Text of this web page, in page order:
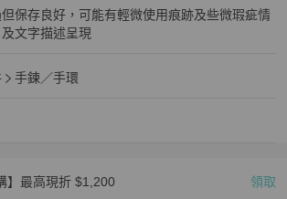
保障】
保存良好，可能有輕微使用痕跡及些微瑕疵情
文字描述呈現
資訊
手鍊／手環
】最高現折 $1,200 領取